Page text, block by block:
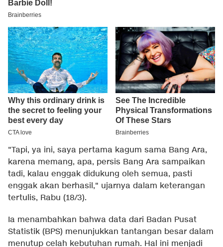
"Tapi, ya ini, saya pertama kagum sama Bang Ara,
karena memang, apa, persis Bang Ara sampaikan
tadi, kalau enggak didukung oleh semua, pasti
enggak akan berhasil," ujarnya dalam keterangan
tertulis, Rabu (18/3).
Ia menambahkan bahwa data dari Badan Pusat
Statistik (BPS) menunjukkan tantangan besar dalam
menutup celah kebutuhan rumah. Hal ini menjadi